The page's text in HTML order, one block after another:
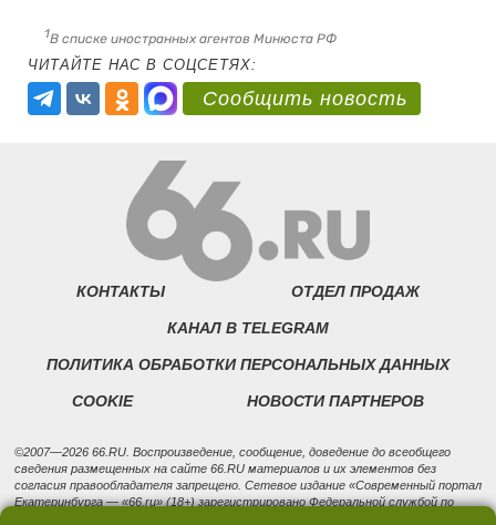
1В списке иностранных агентов Минюста РФ
ЧИТАЙТЕ НАС В СОЦСЕТЯХ:
Сообщить новость
КОНТАКТЫ ОТДЕЛ ПРОДАЖ
КАНАЛ В TELEGRAM
ПОЛИТИКА ОБРАБОТКИ ПЕРСОНАЛЬНЫХ ДАННЫХ
COOKIE НОВОСТИ ПАРТНЕРОВ
©2007—2026 66.RU. Воспроизведение, сообщение, доведение до всеобщего
сведения размещенных на сайте 66.RU материалов и их элементов без
согласия правообладателя запрещено. Сетевое издание «Современный портал
Екатеринбурга — «66.ru» (18+) зарегистрировано Федеральной службой по